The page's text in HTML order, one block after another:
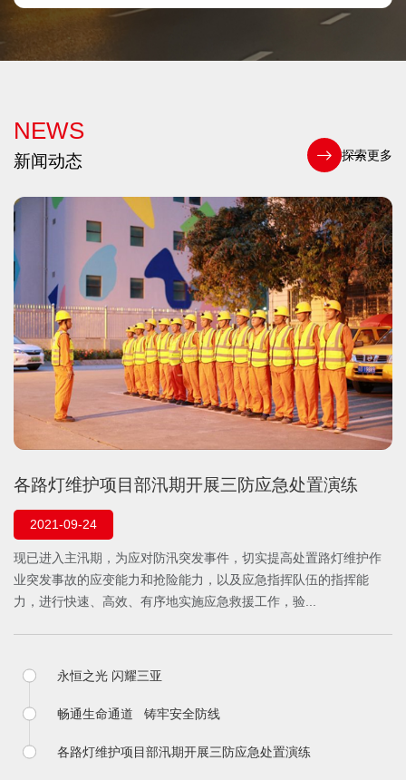
NEWS
新闻动态 探索更多
各路灯维护项目部汛期开展三防应急处置演练
2021-09-24
现已进入主汛期，为应对防汛突发事件，切实提高处置路灯维护作
业突发事故的应变能力和抢险能力，以及应急指挥队伍的指挥能
力，进行快速、高效、有序地实施应急救援工作，验...
永恒之光 闪耀三亚
畅通生命通道 铸牢安全防线
各路灯维护项目部汛期开展三防应急处置演练